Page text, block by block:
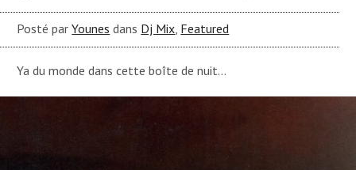
Posté parYounes dans Dj Mix, Featured
Ya du monde dans cette boîte de nuit…